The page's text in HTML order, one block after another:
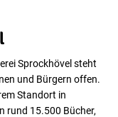
Sprockhövel steht
und Bürgern offen.
Standort in
rund 15.500 Bücher,